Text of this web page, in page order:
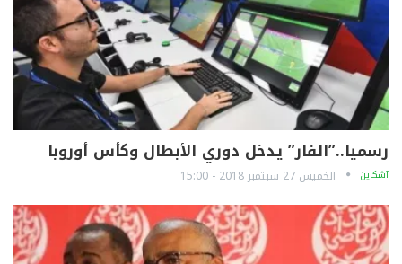
رسميا..”الفار” يدخل دوري الأبطال وكأس أوروبا
آشكاين الخميس 27 سبتمبر 2018 - 15:00